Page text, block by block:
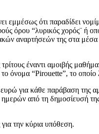
εμμέσως ότι παραδίδει
όρου “λυρικός χορός¨
αναρτήσεών της στα
έναντι αμοιβής
όνομα “Pirouette”, το οποίο
για κάθε παράβαση της
ημερών από τη
την κύρια υπόθεση.